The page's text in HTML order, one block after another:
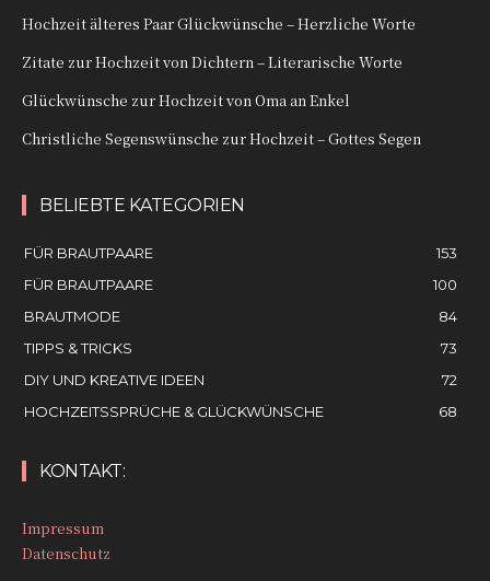
Hochzeit älteres Paar Glückwünsche – Herzliche Worte
Zitate zur Hochzeit von Dichtern – Literarische Worte
Glückwünsche zur Hochzeit von Oma an Enkel
Christliche Segenswünsche zur Hochzeit – Gottes Segen
BELIEBTE KATEGORIEN
FÜR BRAUTPAARE
153
FÜR BRAUTPAARE
100
BRAUTMODE
84
TIPPS & TRICKS
73
DIY UND KREATIVE IDEEN
72
HOCHZEITSSPRÜCHE & GLÜCKWÜNSCHE
68
KONTAKT:
Impressum
Datenschutz